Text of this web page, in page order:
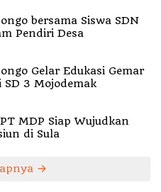
bersama Siswa SDN
Pendiri Desa
Gelar Edukasi Gemar
SD 3 Mojodemak
Wujudkan
di Sula